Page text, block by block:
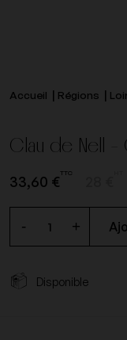
Accueil Régions
Clau de Nell
33,60 € TTC
+
-
Disponible